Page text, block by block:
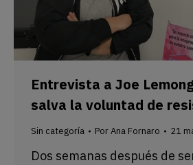
ESCUELA
NOSOTRES
ES EN
Entrevista a Joe
salva la voluntad de
Sin categoría PorAna Fornaro 21
Dos semanas después de